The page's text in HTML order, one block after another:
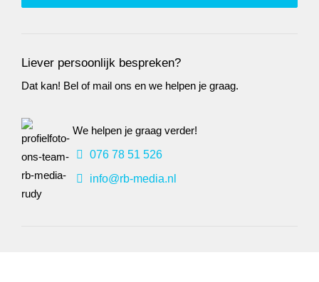
Liever persoonlijk bespreken?
Dat kan! Bel of mail ons en we helpen je graag.
We helpen je graag verder!
076 78 51 526
info@rb-media.nl